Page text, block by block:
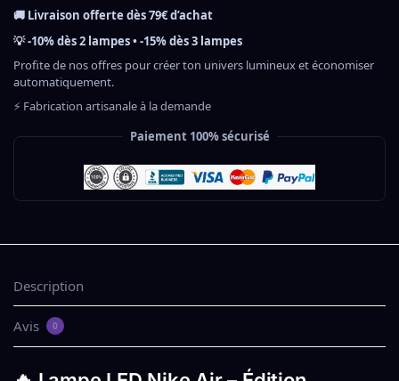
🚚 Livraison offerte dès 79€ d’achat
💡 -10% dès 2 lampes • -15% dès 3 lampes
Profite de nos offres pour créer ton univers lumineux et économiser
automatiquement.
⚡ Fabrication artisanale à la demande
Paiement 100% sécurisé
Description
Avis 0